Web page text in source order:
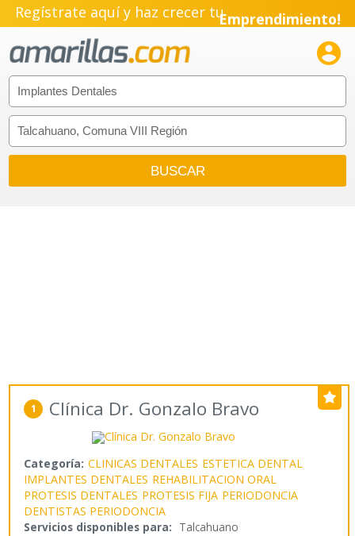
Regístrate aquí y haz crecer tuEmprendimiento!

1 Clínica Dr. Gonzalo Bravo
Categoría: CLINICAS DENTALES ESTETICA DENTAL
IMPLANTES DENTALES REHABILITACION ORAL
PROTESIS DENTALES PROTESIS FIJA PERIODONCIA
DENTISTAS PERIODONCIA
Servicios disponibles para: Talcahuano